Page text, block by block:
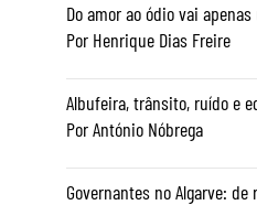
Do amor ao ódio vai
Por Henrique Dias Freire
Albufeira, trânsito, ruído e
Por António Nóbrega
Governantes no Algarve: de